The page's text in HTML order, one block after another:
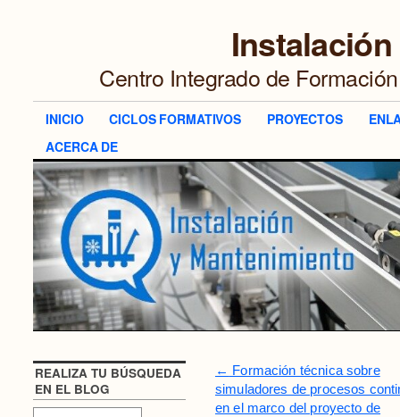
Centro Integrado de
INICIO CICLOS FORMATIVOS PROYECTOS
ACERCA DE
← Formación técnica sobre
simuladores de procesos
en el marco del proyecto de
REALIZA TU BÚSQUEDA
EN EL BLOG